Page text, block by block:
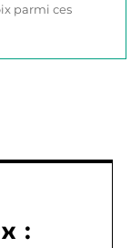
parmi ces
: